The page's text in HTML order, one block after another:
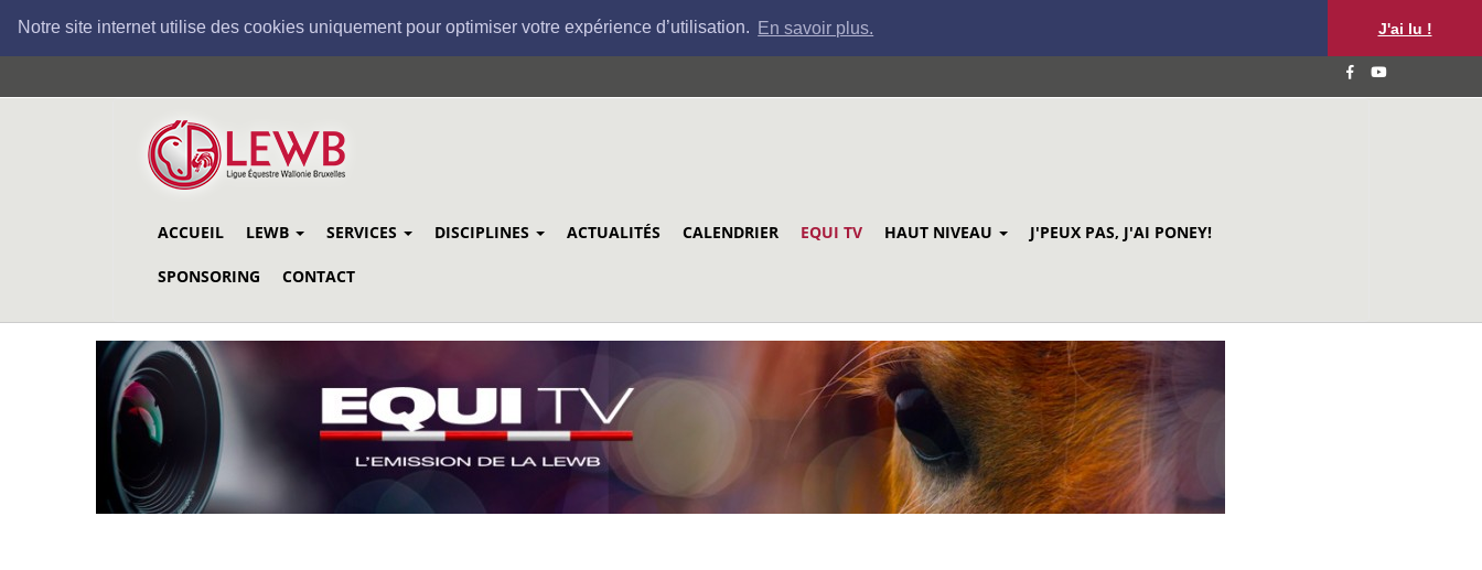
Notre site internet utilise des cookies uniquement pour optimiser votre expérience d’utilisation. En savoir plus. J'ai lu !
au
ACCUEIL LEWB SERVICES DISCIPLINES ACTUALITÉS CALENDRIER EQUI TV HAUT NIVEAU J'PEUX PAS, J'AI PONEY!
SPONSORING CONTACT